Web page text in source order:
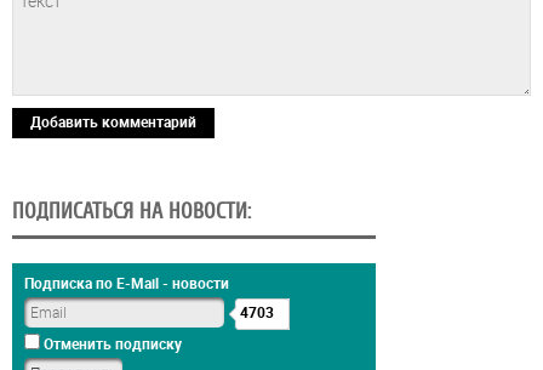
Добавить комментарий
ПОДПИСАТЬСЯ НА НОВОСТИ:
Подписка по E-Mail - новости
4703
Отменить подписку